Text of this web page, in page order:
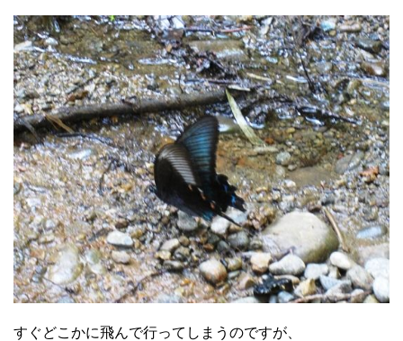
すぐどこかに飛んで行ってしまうのですが、